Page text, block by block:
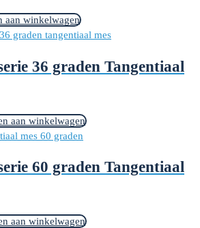
aan winkelwagen
36 graden Tangentiaal
aan winkelwagen
60 graden Tangentiaal
aan winkelwagen